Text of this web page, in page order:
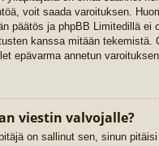
voit saada varoituksen.
päätös ja phpBB Limitedillä ei
kanssa mitään tekemistä.
epävarma annetun
viestin valvojalle?
on sallinut sen, sinun pitäisi